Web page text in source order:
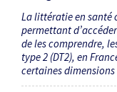
La littératie en santé
permettant
de les comprendre,
type 2 (DT2), en
certaines dimensions